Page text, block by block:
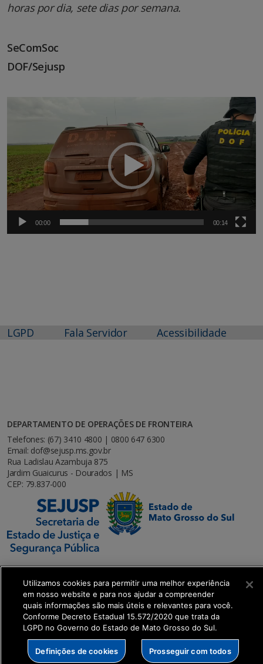
horas por dia, sete dias por semana.
SeComSoc
DOF/Sejusp
00:00 00:14
LGPD Fala Servidor Acessibilidade
DEPARTAMENTO DE OPERAÇÕES DE FRONTEIRA
Telefones: (67) 3410 4800 | 0800 647 6300
Email: dof@sejusp.ms.gov.br
Rua Ladislau Azambuja 875
Jardim Guaicurus - Dourados | MS
CEP: 79.837-000
SETDIG | Secretaria-Executiva de Transformação
Digital
Utilizamos cookies para permitir uma melhor experiência
em nosso website e para nos ajudar a compreender
quais informações são mais úteis e relevantes para você.
Conforme Decreto Estadual 15.572/2020 que trata da
LGPD no Governo do Estado de Mato Grosso do Sul.
Definições de cookies Prosseguir com todos